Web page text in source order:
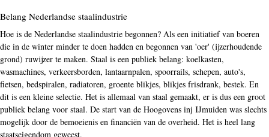
Belang Nederlandse staalindustrie
Hoe is de Nederlandse staalindustrie begonnen? Als een initiatief van boeren
die in de winter minder te doen hadden en begonnen van 'oer' (ijzerhoudende
grond) ruwijzer te maken. Staal is een publiek belang: koelkasten,
wasmachines, verkeersborden, lantaarnpalen, spoorrails, schepen, auto's,
fietsen, bedspiralen, radiatoren, groente blikjes, blikjes frisdrank, bestek. En
dit is een kleine selectie. Het is allemaal van staal gemaakt, er is dus een groot
publiek belang voor staal. De start van de Hoogovens inj IJmuiden was slechts
mogelijk door de bemoeienis en financiën van de overheid. Het is heel lang
staatseigendom geweest.